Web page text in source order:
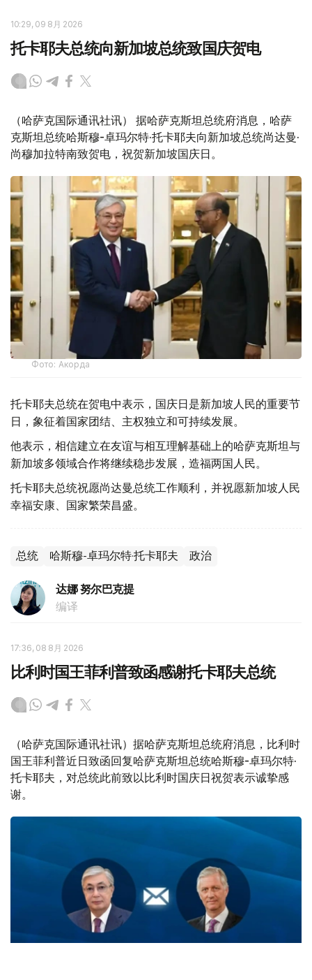
10:29, 09 8月 2026
托卡耶夫总统向新加坡总统致国庆贺电
（哈萨克国际通讯社讯） 据哈萨克斯坦总统府消息，哈萨
克斯坦总统哈斯穆-卓玛尔特·托卡耶夫向新加坡总统尚达曼·
尚穆加拉特南致贺电，祝贺新加坡国庆日。
Фото: Акорда
托卡耶夫总统在贺电中表示，国庆日是新加坡人民的重要节
日，象征着国家团结、主权独立和可持续发展。
他表示，相信建立在友谊与相互理解基础上的哈萨克斯坦与
新加坡多领域合作将继续稳步发展，造福两国人民。
托卡耶夫总统祝愿尚达曼总统工作顺利，并祝愿新加坡人民
幸福安康、国家繁荣昌盛。
总统 哈斯穆-卓玛尔特·托卡耶夫 政治
达娜 努尔巴克提
编译
17:36, 08 8月 2026
比利时国王菲利普致函感谢托卡耶夫总统
（哈萨克国际通讯社讯）据哈萨克斯坦总统府消息，比利时
国王菲利普近日致函回复哈萨克斯坦总统哈斯穆-卓玛尔特·
托卡耶夫，对总统此前致以比利时国庆日祝贺表示诚挚感
谢。